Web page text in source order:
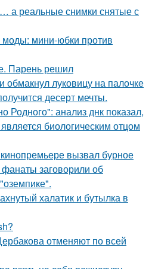
а реальные снимки снятые с
моды: мини-юбки против
Парень решил
обмакнул луковицу на палочке
десерт мечты.
Родного": анализ днк показал,
биологическим отцом
вызвал бурное
заговорили об
халатик и бутылка в
отменяют по всей